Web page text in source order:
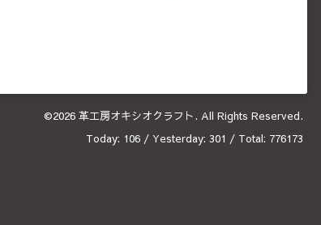
©2026 革工房オキシオクラフト. All Rights Reserved.
Today: 106 / Yesterday: 301 / Total: 776173